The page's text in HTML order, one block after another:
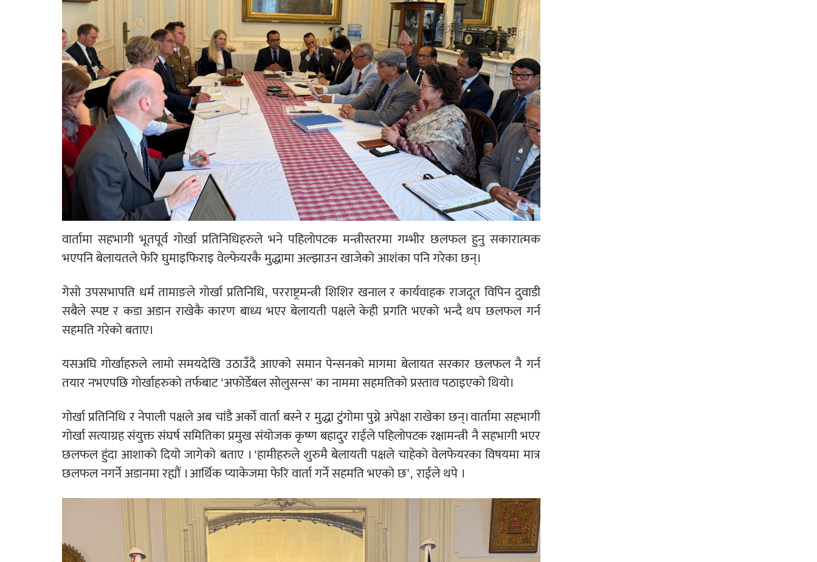
वार्तामा सहभागी भूतपूर्व गोर्खा प्रतिनिधिहरुले भने पहिलोपटक मन्त्रीस्तरमा गम्भीर छलफल हुनु सकारात्मक
भएपनि बेलायतले फेरि घुमाइफिराइ वेल्फेयरकै मुद्धामा अल्झाउन खाजेको आशंका पनि गरेका छन्।
गेसो उपसभापति धर्म तामाङले गोर्खा प्रतिनिधि, परराष्ट्रमन्त्री शिशिर खनाल र कार्यवाहक राजदूत विपिन दुवाडी
सबैले स्पष्ट र कडा अडान राखेकै कारण बाध्य भएर बेलायती पक्षले केही प्रगति भएको भन्दै थप छलफल गर्न
सहमति गरेको बताए।
यसअघि गोर्खाहरुले लामो समयदेखि उठाउँदै आएको समान पेन्सनको मागमा बेलायत सरकार छलफल नै गर्न
तयार नभएपछि गोर्खाहरुको तर्फबाट ‘अफोर्डेबल सोलुसन्स’ का नाममा सहमतिको प्रस्ताव पठाइएको थियो।
गोर्खा प्रतिनिधि र नेपाली पक्षले अब चांडै अर्को वार्ता बस्ने र मुद्धा टुंगोमा पुग्ने अपेक्षा राखेका छन्। वार्तामा सहभागी
गोर्खा सत्याग्रह संयुक्त संघर्ष समितिका प्रमुख संयोजक कृष्ण बहादुर राईले पहिलोपटक रक्षामन्त्री नै सहभागी भएर
छलफल हुंदा आशाको दियो जागेको बताए । ‘हामीहरुले शुरुमै बेलायती पक्षले चाहेको वेलफेयरका विषयमा मात्र
छलफल नगर्ने अडानमा रह्यौं । आर्थिक प्याकेजमा फेरि वार्ता गर्ने सहमति भएको छ’, राईले थपे ।